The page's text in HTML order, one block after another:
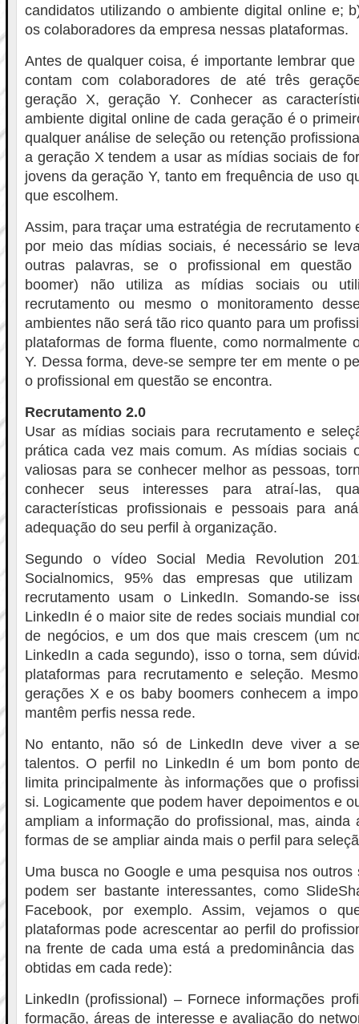
candidatos utilizando o ambiente digital online e;
os colaboradores da empresa nessas plataformas.
Antes de qualquer coisa, é importante lembrar
contam com colaboradores de até três
geração X, geração Y. Conhecer as
ambiente digital online de cada geração é o
qualquer análise de seleção ou retenção
a geração X tendem a usar as mídias sociais de
jovens da geração Y, tanto em frequência de uso
que escolhem.
Assim, para traçar uma estratégia de recrutamento
por meio das mídias sociais, é necessário se
outras palavras, se o profissional em
boomer) não utiliza as mídias sociais ou
recrutamento ou mesmo o monitoramento
ambientes não será tão rico quanto para um
plataformas de forma fluente, como normalmente
Y. Dessa forma, deve-se sempre ter em mente o
o profissional em questão se encontra.
Recrutamento 2.0
Usar as mídias sociais para recrutamento e
prática cada vez mais comum. As mídias sociais
valiosas para se conhecer melhor as pessoas,
conhecer seus interesses para atraí-las,
características profissionais e pessoais para
adequação do seu perfil à organização.
Segundo o vídeo Social Media Revolution
Socialnomics, 95% das empresas que
recrutamento usam o LinkedIn. Somando-se
LinkedIn é o maior site de redes sociais mundial
de negócios, e um dos que mais crescem (um
LinkedIn a cada segundo), isso o torna, sem
plataformas para recrutamento e seleção.
gerações X e os baby boomers conhecem a
mantêm perfis nessa rede.
No entanto, não só de LinkedIn deve viver a
talentos. O perfil no LinkedIn é um bom ponto
limita principalmente às informações que o
si. Logicamente que podem haver depoimentos e
ampliam a informação do profissional, mas, ainda
formas de se ampliar ainda mais o perfil para
Uma busca no Google e uma pesquisa nos outros
podem ser bastante interessantes, como
Facebook, por exemplo. Assim, vejamos o
plataformas pode acrescentar ao perfil do
na frente de cada uma está a predominância
obtidas em cada rede):
LinkedIn (profissional) – Fornece informações
formação, áreas de interesse e avaliação do